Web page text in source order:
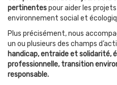
pertinentespour aider les
environnement social et
Plus précisément, nous
un ou plusieurs des champs
handicap, entraide et solidarité,
professionnelle, transition
responsable.